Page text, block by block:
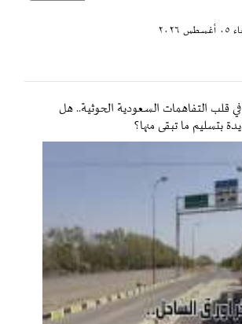
قلب التفاهمات السعودية الحوثية.. هل
بتسليم ما تبقى منها؟